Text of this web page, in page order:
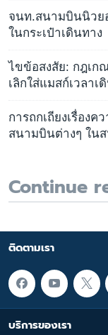
จนท.สนามบินนิวย
ในกระเป๋าเดินทาง
ไขข้อสงสัย: กฎเ
เลิกใส่แมสก์เวลาเ
การถกเถียงเรื่อง
สนามบินต่างๆ ใน
Continue
ติดตามเรา
บริการของเรา